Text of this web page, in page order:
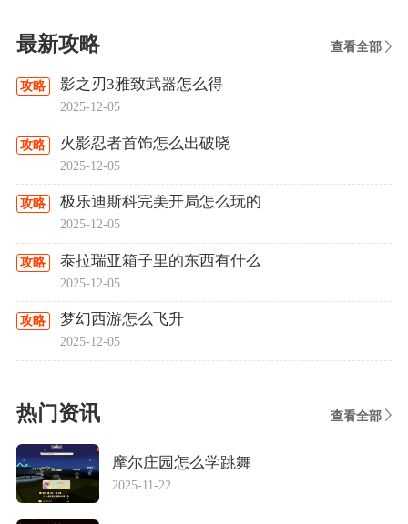
最新攻略 查看全部
攻略 影之刃3雅致武器怎么得
2025-12-05
攻略 火影忍者首饰怎么出破晓
2025-12-05
攻略 极乐迪斯科完美开局怎么玩的
2025-12-05
攻略 泰拉瑞亚箱子里的东西有什么
2025-12-05
攻略 梦幻西游怎么飞升
2025-12-05
热门资讯 查看全部
摩尔庄园怎么学跳舞
2025-11-22